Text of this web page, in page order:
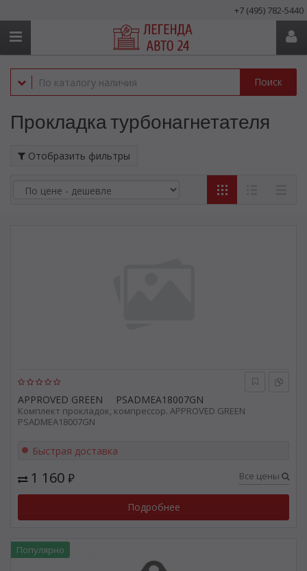
+7 (495) 782-5440
Поиск
Прокладка турбонагнетателя
Отобразить фильтры
APPROVED GREEN PSADMEA18007GN
Комплект прокладок, компрессор. APPROVED GREEN
PSADMEA18007GN
Быстрая доставка
1 160 ₽ Все цены
Подробнее
Популярно